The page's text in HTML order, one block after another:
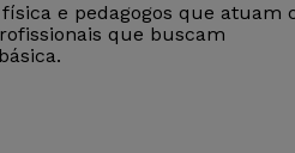
e pedagogos que atuam
que buscam